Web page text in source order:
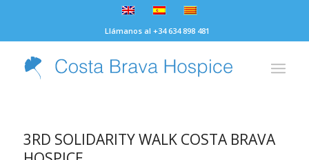
Llámanos al +34 634 898 481
3RD SOLIDARITY WALK COSTA BRAVA